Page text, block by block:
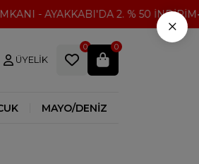
- AYAKKABI'DA 2. % 50 İNDİRİM
ÜYELIK
0 0
MAYO/DENİZ
×